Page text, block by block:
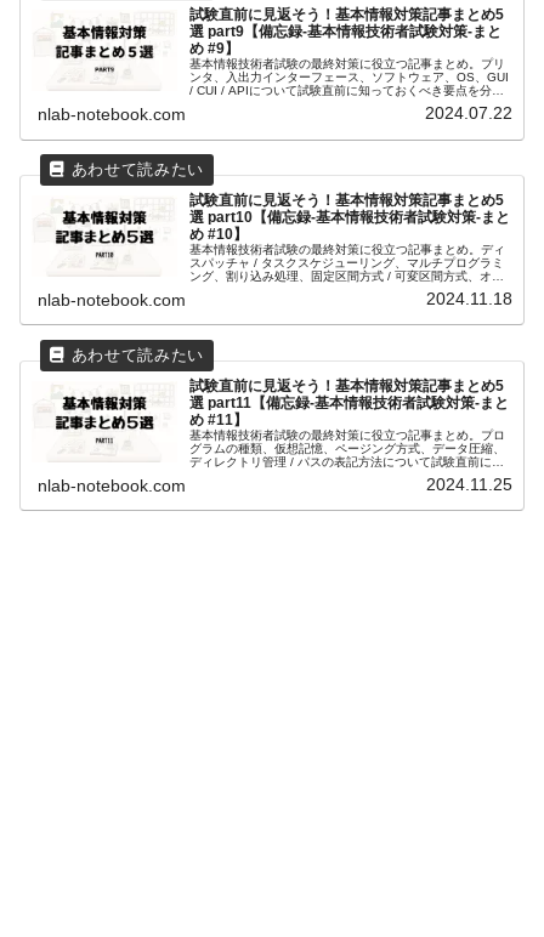
試験直前に見返そう！基本情報対策記事まとめ5
選 part9【備忘録-基本情報技術者試験対策-まと
め #9】
基本情報技術者試験の最終対策に役立つ記事まとめ。プリ
ンタ、入出力インターフェース、ソフトウェア、OS、GUI
/ CUI / APIについて試験直前に知っておくべき要点を分か
nlab-notebook.com 2024.07.22
試験直前に見返そう！基本情報対策記事まとめ5
選 part10【備忘録-基本情報技術者試験対策-まと
め #10】
基本情報技術者試験の最終対策に役立つ記事まとめ。ディ
スパッチャ / タスクスケジューリング、マルチプログラミ
ング、割り込み処理、固定区間方式 / 可変区間方式、オー
ておくべき要点を分かりやすく解説。効率的な学習に最
nlab-notebook.com 2024.11.18
試験直前に見返そう！基本情報対策記事まとめ5
選 part11【備忘録-基本情報技術者試験対策-まと
め #11】
基本情報技術者試験の最終対策に役立つ記事まとめ。プロ
グラムの種類、仮想記憶、ページング方式、データ圧縮、
ディレクトリ管理 / パスの表記方法について試験直前に知
nlab-notebook.com 2024.11.25